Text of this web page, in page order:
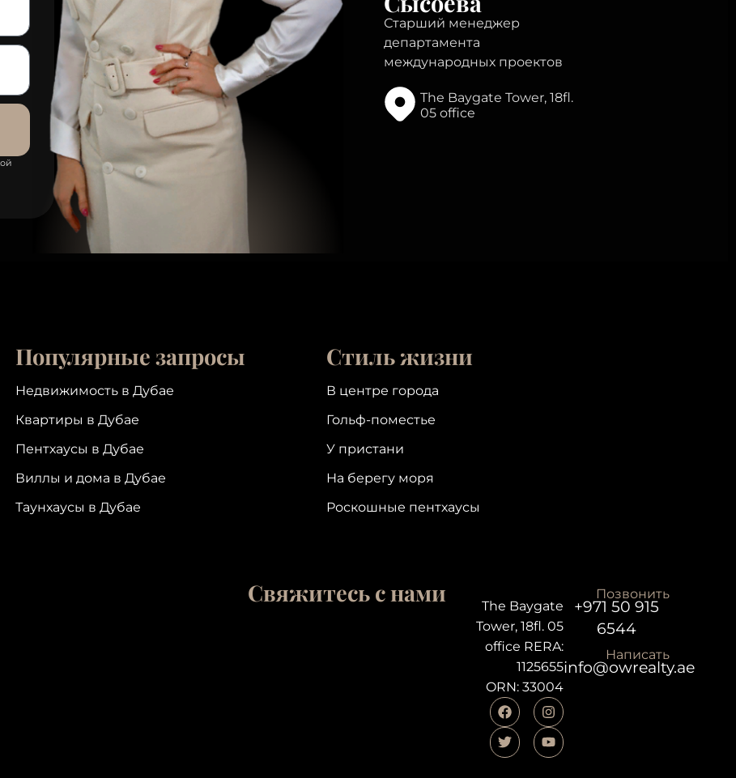
Старший менеджер
департамента
международных проектов
The Baygate Tower, 18fl.
05 office
Популярные запросы
Недвижимость в Дубае
Квартиры в Дубае
Пентхаусы в Дубае
Виллы и дома в Дубае
Таунхаусы в Дубае
Стиль жизни
В центре города
Гольф-поместье
У пристани
На берегу моря
Роскошные пентхаусы
Свяжитесь с нами
The Baygate
Tower, 18fl. 05
office RERA:
1125655
ORN: 33004
Позвонить
+971 50 915
6544
Написать
info@owrealty.ae